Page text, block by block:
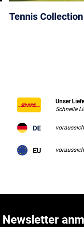
Tennis Collection
Unser
Schnelle